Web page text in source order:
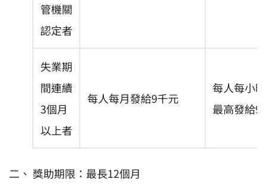
管機關
認定者
失業期
間連續
3個月
以上者
每人每月發給9千元
每人每小
最高發給9
獎助期限：最長12個月